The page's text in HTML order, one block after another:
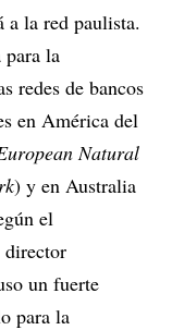
la red paulista.
para la
redes de bancos
en América del
Natural
) y en Australia
el
director
un fuerte
para la